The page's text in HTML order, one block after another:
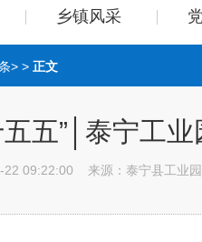
乡镇风采
> > 正文
五”│泰宁工
22 09:22:00 来源：泰宁县工业